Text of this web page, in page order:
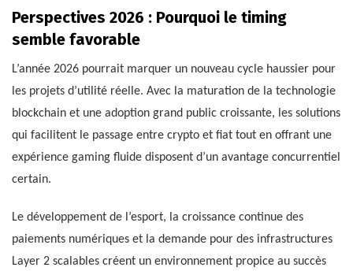
Perspectives 2026 : Pourquoi le timing
semble favorable
L’année 2026 pourrait marquer un nouveau cycle haussier pour
les projets d’utilité réelle. Avec la maturation de la technologie
blockchain et une adoption grand public croissante, les solutions
qui facilitent le passage entre crypto et fiat tout en offrant une
expérience gaming fluide disposent d’un avantage concurrentiel
certain.
Le développement de l’esport, la croissance continue des
paiements numériques et la demande pour des infrastructures
Layer 2 scalables créent un environnement propice au succès